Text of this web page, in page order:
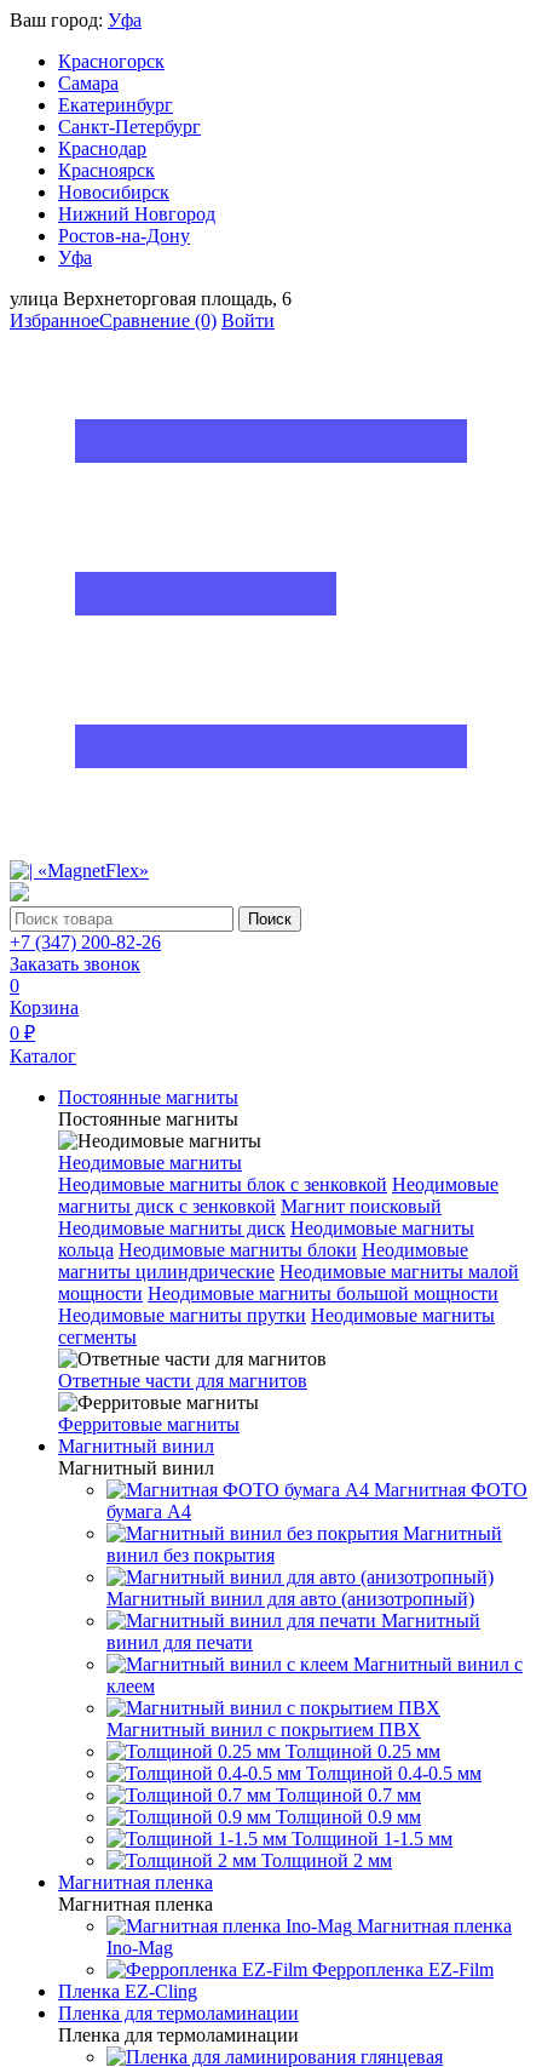
Ваш город: Уфа
Красногорск
Самара
Екатеринбург
Санкт-Петербург
Краснодар
Красноярск
Новосибирск
Нижний Новгород
Ростов-на-Дону
Уфа
улица Верхнеторговая площадь, 6
ИзбранноеСравнение (0) Войти
Поиск
+7 (347) 200-82-26
Заказать звонок
0
Корзина
0 ₽
Каталог
Постоянные магниты
Постоянные магниты
Неодимовые магниты
Неодимовые магниты блок с зенковкой Неодимовые
магниты диск с зенковкой Магнит поисковый
Неодимовые магниты диск Неодимовые магниты
кольца Неодимовые магниты блоки Неодимовые
магниты цилиндрические Неодимовые магниты малой
мощности Неодимовые магниты большой мощности
Неодимовые магниты прутки Неодимовые магниты
сегменты
Ответные части для магнитов
Ферритовые магниты
Магнитный винил
Магнитный винил
Магнитная ФОТО
бумага А4
Магнитный
винил без покрытия
Магнитный винил для авто (анизотропный)
Магнитный
винил для печати
Магнитный винил с
клеем
Магнитный винил с покрытием ПВХ
Толщиной 0.25 мм
Толщиной 0.4-0.5 мм
Толщиной 0.7 мм
Толщиной 0.9 мм
Толщиной 1-1.5 мм
Толщиной 2 мм
Магнитная пленка
Магнитная пленка
Магнитная пленка
Ino-Mag
Ферропленка EZ-Film
Пленка EZ-Cling
Пленка для термоламинации
Пленка для термоламинации